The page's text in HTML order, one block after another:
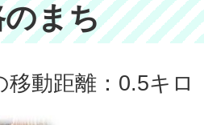
まち
移動距離：0.5キロ